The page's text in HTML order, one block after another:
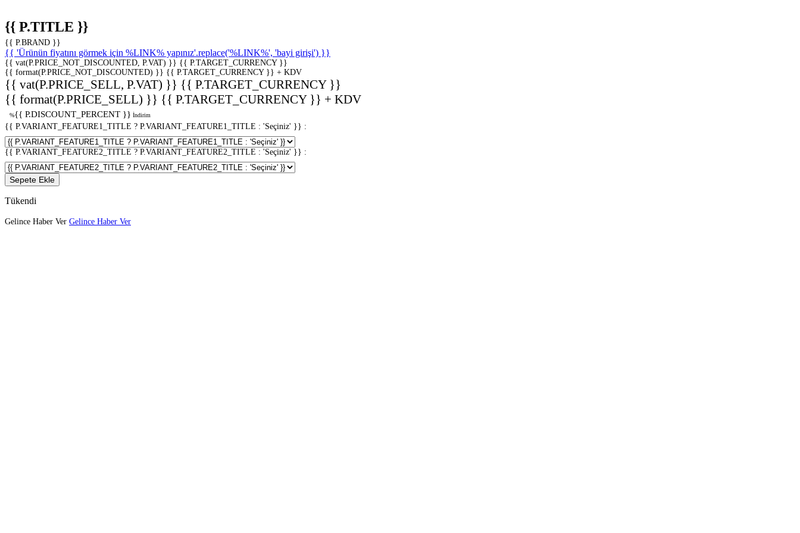
{{ P.TITLE }}
{{ P.BRAND }}
{{ 'Ürünün fiyatını görmek için %LINK% yapınız'.replace('%LINK%', 'bayi girişi') }}
{{ vat(P.PRICE_NOT_DISCOUNTED, P.VAT) }} {{ P.TARGET_CURRENCY }}
{{ format(P.PRICE_NOT_DISCOUNTED) }} {{ P.TARGET_CURRENCY }} + KDV
{{ vat(P.PRICE_SELL, P.VAT) }} {{ P.TARGET_CURRENCY }}
{{ format(P.PRICE_SELL) }} {{ P.TARGET_CURRENCY }} + KDV
%{{ P.DISCOUNT_PERCENT }} İndirim
{{ P.VARIANT_FEATURE1_TITLE ? P.VARIANT_FEATURE1_TITLE : 'Seçiniz' }} :
{{ P.VARIANT_FEATURE2_TITLE ? P.VARIANT_FEATURE2_TITLE : 'Seçiniz' }} :
Sepete Ekle
Tükendi
Gelince Haber Ver Gelince Haber Ver